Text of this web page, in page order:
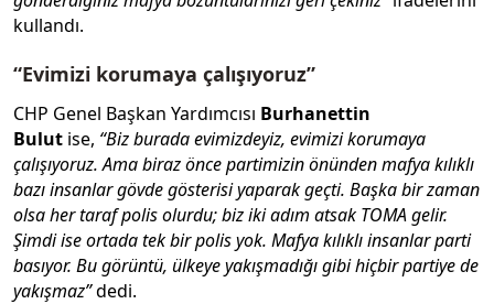
kullandı.
“Evimizi korumaya çalışıyoruz”
CHP Genel Başkan Yardımcısı Burhanettin
Bulut ise, “Biz burada evimizdeyiz, evimizi korumaya
çalışıyoruz. Ama biraz önce partimizin önünden mafya kılıklı
bazı insanlar gövde gösterisi yaparak geçti. Başka bir zaman
olsa her taraf polis olurdu; biz iki adım atsak TOMA gelir.
Şimdi ise ortada tek bir polis yok. Mafya kılıklı insanlar parti
basıyor. Bu görüntü, ülkeye yakışmadığı gibi hiçbir partiye de
yakışmaz”dedi.